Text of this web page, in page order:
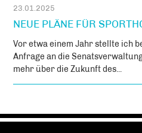
23.01.2025
NEUE PLÄNE FÜR
Vor etwa einem Jahr stellte ich
Anfrage an die
mehr über die Zukunft des...